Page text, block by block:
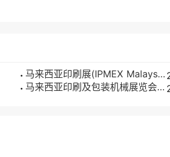
马来西亚印刷展(IPMEX Malaysia)2026会刊怎么获取？
马来西亚印刷及包装机械展览会(IPMEX Malaysia)2026参展攻略（时间地点/观众预约）